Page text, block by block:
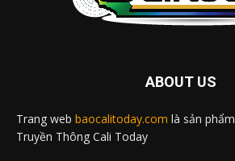
ABOUT US
Trang web baocalitoday.com là sản
Truyền Thông Cali Today